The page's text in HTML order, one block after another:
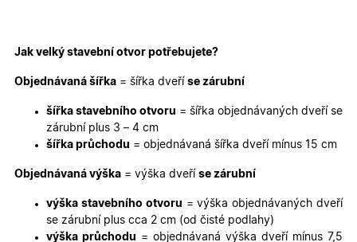
Jak velký stavební otvor potřebujete?
Objednávaná šířka = šířka dveří se zárubní
šířka stavebního otvoru = šířka objednávaných dveří se
zárubní plus 3 – 4 cm
šířka průchodu = objednávaná šířka dveří mínus 15 cm
Objednávaná výška = výška dveří se zárubní
výška stavebního otvoru = výška objednávaných dveří
se zárubní plus cca 2 cm (od čisté podlahy)
výška průchodu = objednávaná výška dveří mínus 7,5
udid .oknadverenamiru.cz
mají
webové
sledovala
X-Inspishop-User-
Variant
oknadverenamiru.cz
1
Tento
k